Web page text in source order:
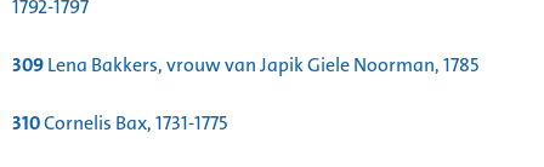
1792-1797
309Lena Bakkers, vrouw van Japik Giele Noorman, 1785
310Cornelis Bax, 1731-1775